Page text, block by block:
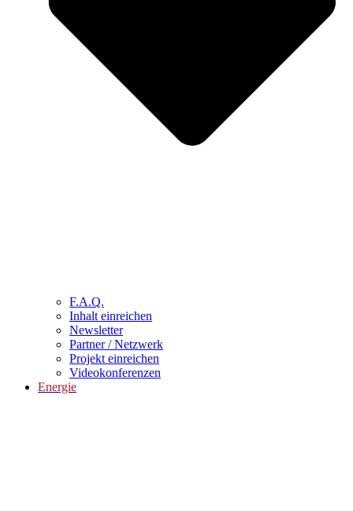
F.A.Q.
Inhalt einreichen
Newsletter
Partner / Netzwerk
Projekt einreichen
Videokonferenzen
Energie